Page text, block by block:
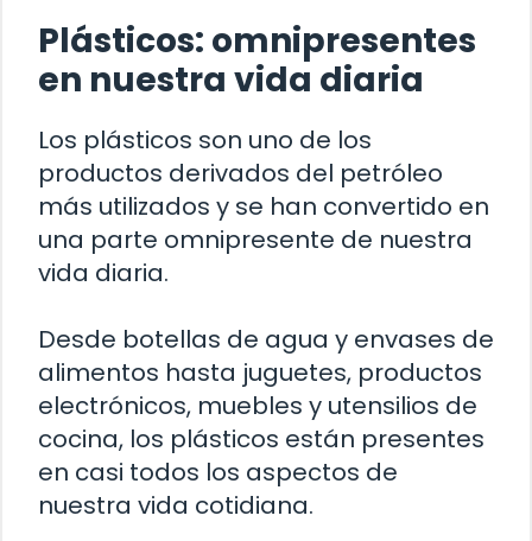
Plásticos: omnipresentes
en nuestra vida diaria
Los plásticos son uno de los
productos derivados del petróleo
más utilizados y se han convertido en
una parte omnipresente de nuestra
vida diaria.
Desde botellas de agua y envases de
alimentos hasta juguetes, productos
electrónicos, muebles y utensilios de
cocina, los plásticos están presentes
en casi todos los aspectos de
nuestra vida cotidiana.